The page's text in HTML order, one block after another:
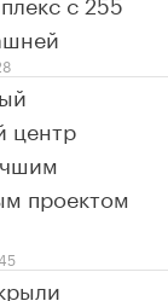
центр
проектом